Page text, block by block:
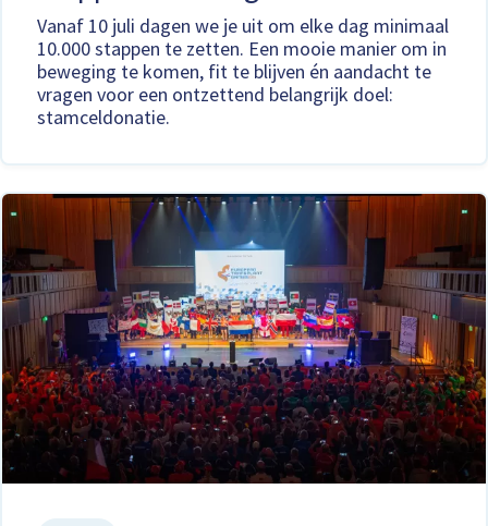
Vanaf 10 juli dagen we je uit om elke dag minimaal
10.000 stappen te zetten. Een mooie manier om in
beweging te komen, fit te blijven én aandacht te
vragen voor een ontzettend belangrijk doel:
stamceldonatie.